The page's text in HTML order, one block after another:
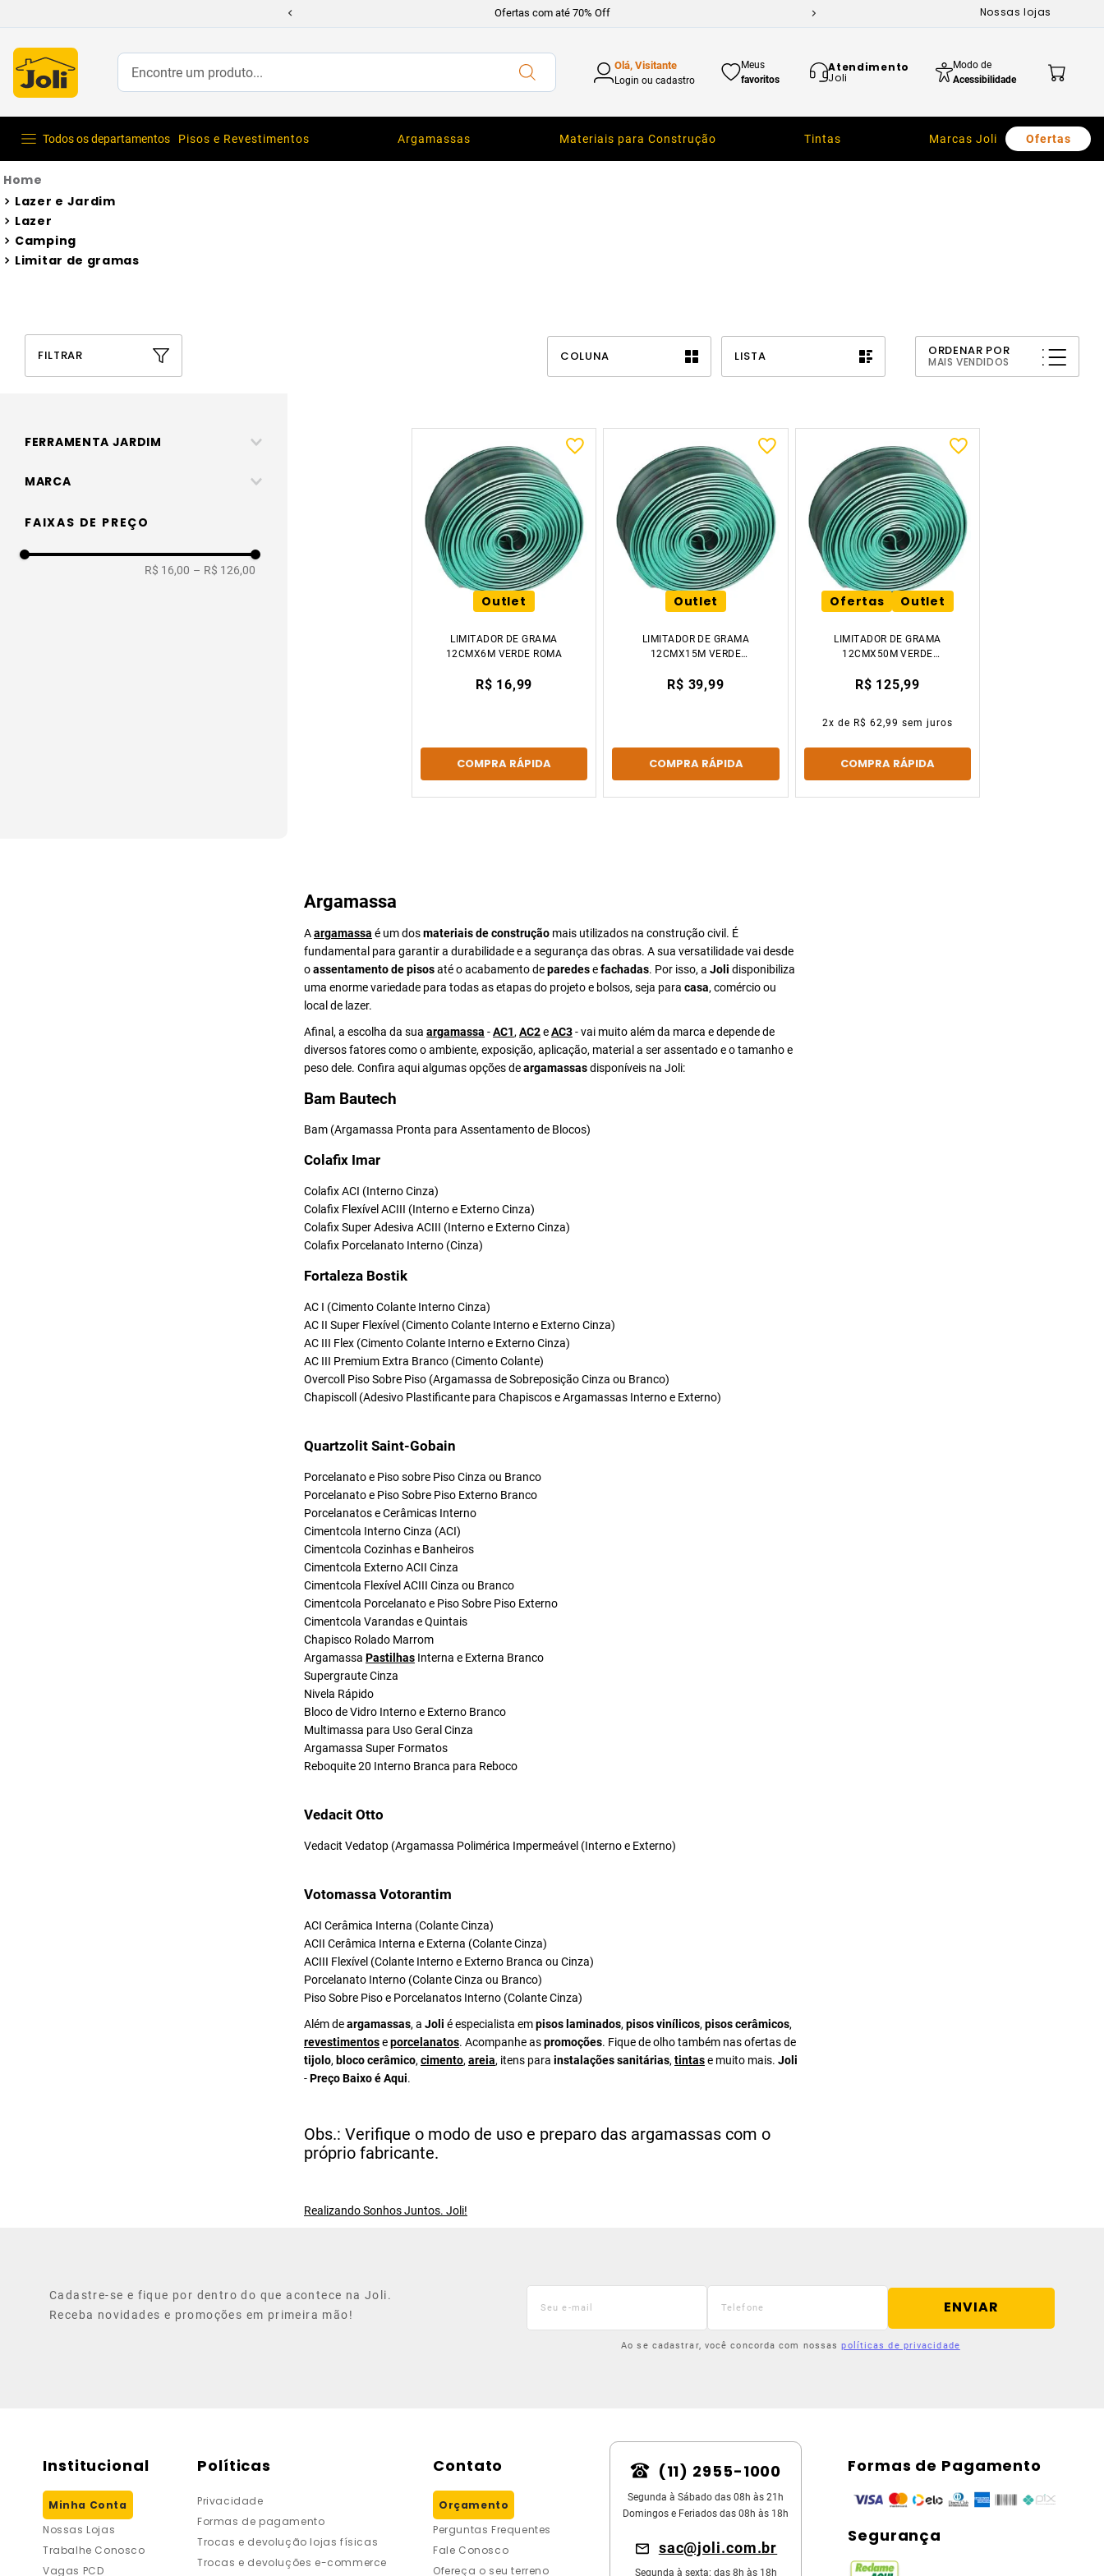
Ofertas com até 70% Off Nossas lojas
Encontre um produto... Olá, Visitante
Login ou cadastro
Meus
favoritos
Atendimento
Joli
Modo de
Acessibilidade
Todos os departamentos Pisos e Revestimentos Argamassas Materiais para Construção Tintas Marcas Joli Ofertas
Lazer e Jardim
Lazer
Camping
Limitar de gramas
COLUNA LISTA ORDENAR POR
MAIS VENDIDOS
FILTRAR
FERRAMENTA JARDIM
Limitador
MARCA
Roma fora de linha
FAIXAS DE PREÇO
R$ 16,00 – R$ 126,00
Outlet
LIMITADOR DE GRAMA
12CMX6M VERDE ROMA
R$ 16,99
COMPRA RÁPIDA
Outlet
LIMITADOR DE GRAMA
12CMX15M VERDE
R$ 39,99
COMPRA RÁPIDA
Ofertas Outlet
LIMITADOR DE GRAMA
12CMX50M VERDE
R$ 125,99
2x de R$ 62,99 sem juros
COMPRA RÁPIDA
Argamassa
Aargamassa é um dosmateriais de construção mais utilizados na construção civil. É
fundamental para garantir a durabilidade e a segurança das obras. A sua versatilidade vai desde
oassentamento de pisosaté o acabamento deparedesefachadas. Por isso, a Joli disponibiliza
uma enorme variedade para todas as etapas do projeto e bolsos, seja para casa, comércio ou
local de lazer.
Afinal, a escolha da sua argamassa -AC1, AC2eAC3- vai muito além da marca e depende de
diversos fatores como o ambiente, exposição, aplicação, material a ser assentado e o tamanho e
peso dele. Confira aqui algumas opções deargamassasdisponíveis na Joli:
Bam Bautech
Bam (Argamassa Pronta para Assentamento de Blocos)
Colafix Imar
Colafix ACI (Interno Cinza)
Colafix Flexível ACIII (Interno e Externo Cinza)
Colafix Super Adesiva ACIII (Interno e Externo Cinza)
Colafix Porcelanato Interno (Cinza)
Fortaleza Bostik
AC I (Cimento Colante Interno Cinza)
AC II Super Flexível (Cimento Colante Interno e Externo Cinza)
AC III Flex (Cimento Colante Interno e Externo Cinza)
AC III Premium Extra Branco (Cimento Colante)
Overcoll Piso Sobre Piso (Argamassa de Sobreposição Cinza ou Branco)
Chapiscoll (Adesivo Plastificante para Chapiscos e Argamassas Interno e Externo)
Quartzolit Saint-Gobain
Porcelanato e Piso sobre Piso Cinza ou Branco
Porcelanato e Piso Sobre Piso Externo Branco
Porcelanatos e Cerâmicas Interno
Cimentcola Interno Cinza (ACI)
Cimentcola Cozinhas e Banheiros
Cimentcola Externo ACII Cinza
Cimentcola Flexível ACIII Cinza ou Branco
Cimentcola Porcelanato e Piso Sobre Piso Externo
Cimentcola Varandas e Quintais
Chapisco Rolado Marrom
Argamassa Pastilhas Interna e Externa Branco
Supergraute Cinza
Nivela Rápido
Bloco de Vidro Interno e Externo Branco
Multimassa para Uso Geral Cinza
Argamassa Super Formatos
Reboquite 20 Interno Branca para Reboco
Vedacit Otto
Vedacit Vedatop (Argamassa Polimérica Impermeável (Interno e Externo)
Votomassa Votorantim
ACI Cerâmica Interna (Colante Cinza)
ACII Cerâmica Interna e Externa (Colante Cinza)
ACIII Flexível (Colante Interno e Externo Branca ou Cinza)
Porcelanato Interno (Colante Cinza ou Branco)
Piso Sobre Piso e Porcelanatos Interno (Colante Cinza)
Além deargamassas, a Joli é especialista empisos laminados, pisos vinílicos, pisos cerâmicos,
revestimentoseporcelanatos. Acompanhe aspromoções. Fique de olho também nas ofertas de
tijolo, bloco cerâmico, cimento, areia, itens para instalações sanitárias, tintase muito mais. Joli
-Preço Baixo é Aqui.
Obs.: Verifique o modo de uso e preparo das argamassas com o
próprio fabricante.
Realizando Sonhos Juntos. Joli!
Cadastre-se e fique por dentro do que acontece na Joli.
Receba novidades e promoções em primeira mão!
ENVIAR
Ao se cadastrar, você concorda com nossas políticas de privacidade
Institucional
Minha Conta
Nossas Lojas
Trabalhe Conosco
Vagas PCD
Políticas
Privacidade
Formas de pagamento
Trocas e devolução lojas físicas
Trocas e devoluções e-commerce
Contato
Orçamento
Perguntas Frequentes
Fale Conosco
Ofereça o seu terreno
(11) 2955-1000
Segunda à Sábado das 08h às 21h
Domingos e Feriados das 08h às 18h
sac@joli.com.br
Segunda à sexta: das 8h às 18h
Formas de Pagamento
Segurança